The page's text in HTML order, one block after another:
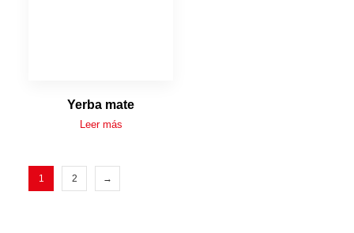
Yerba mate
Leer más
1 2 →